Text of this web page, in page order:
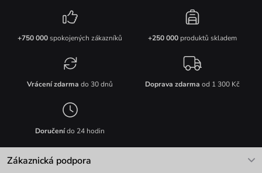
+750 000spokojených zákazníků +250 000produktů skladem
Vrácení zdarma do 30 dnů Doprava zdarma od 1 300 Kč
Doručenído 24 hodin
Zákaznická podpora